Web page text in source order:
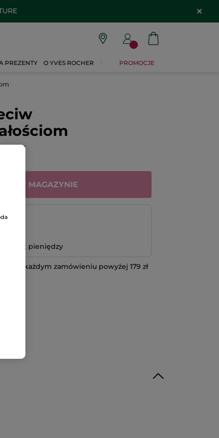
PREZENTY O YVES ROCHER PROMOCJE
W MAGAZYNIE
zwrot pieniędzy
przy każdym zamówieniu powyżej 179 zł